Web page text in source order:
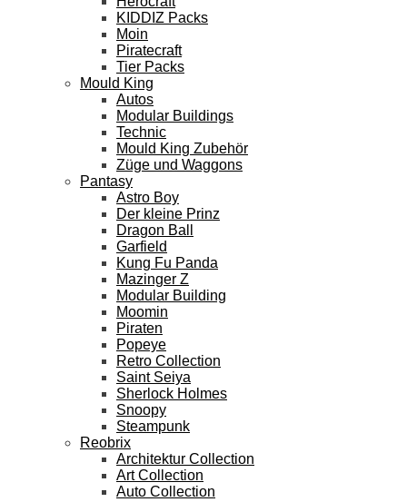
KIDDIZ Packs
Moin
Piratecraft
Tier Packs
Mould King
Autos
Modular Buildings
Technic
Mould King Zubehör
Züge und Waggons
Pantasy
Astro Boy
Der kleine Prinz
Dragon Ball
Garfield
Kung Fu Panda
Mazinger Z
Modular Building
Moomin
Piraten
Popeye
Retro Collection
Saint Seiya
Sherlock Holmes
Snoopy
Steampunk
Reobrix
Architektur Collection
Art Collection
Auto Collection